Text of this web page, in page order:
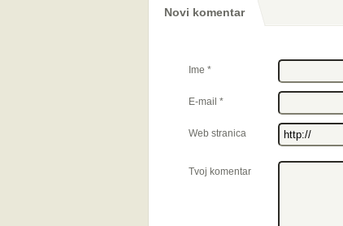
Novi komentar
Ime *
E-mail *
Web stranica
Tvoj komentar